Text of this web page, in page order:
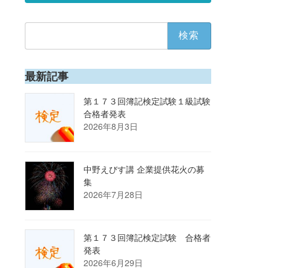
最新記事
第１７３回簿記検定試験１級試験
合格者発表
2026年8月3日
中野えびす講 企業提供花火の募
集
2026年7月28日
第１７３回簿記検定試験 合格者
発表
2026年6月29日